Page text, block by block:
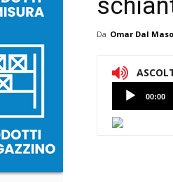
Da Omar Dal Maso
Lettore
Audio
00:00